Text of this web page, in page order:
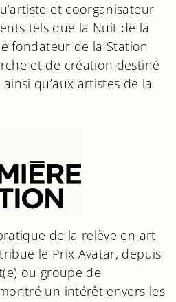
et coorganisateur
tels que la Nuit de la
fondateur de la Station
et de création destiné
qu’aux artistes de la
de la relève en art
le Prix Avatar, depuis
ou groupe de
un intérêt envers les